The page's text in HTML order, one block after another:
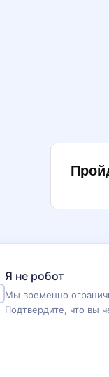
Я не робот
Мы временно
Подтвердите, что вы